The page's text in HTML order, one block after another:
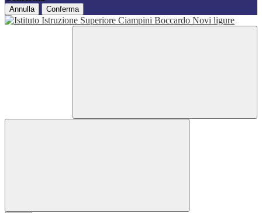
Annulla Conferma